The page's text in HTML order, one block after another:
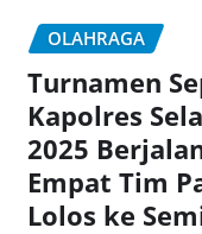
OLAHRAGA
Turnamen
Kapolres
2025
Empat Tim
Lolos ke